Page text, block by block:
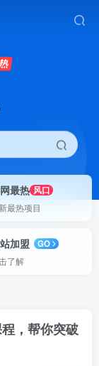
最热 风口
最热项目
加盟
GO
了解
，帮你突破